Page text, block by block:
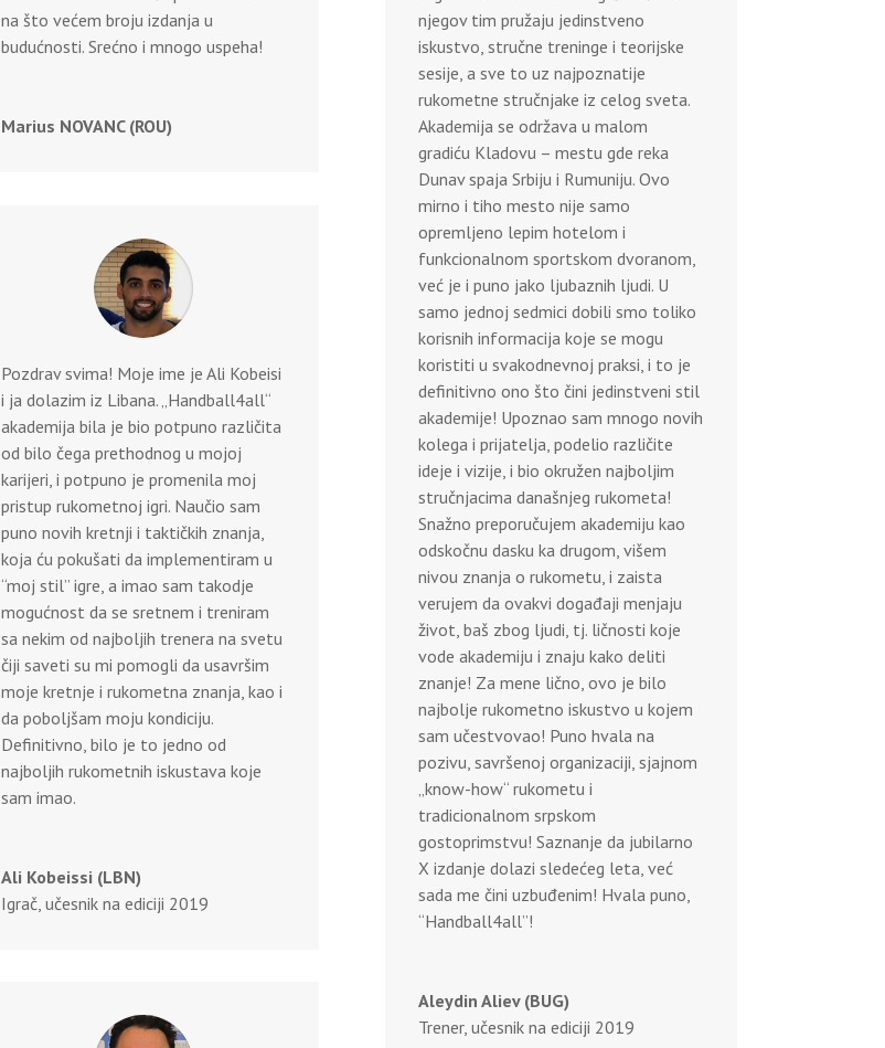
na što većem broju izdanja u
budućnosti. Srećno i mnogo uspeha!
Marius NOVANC (ROU)
Pozdrav svima! Moje ime je Ali Kobeisi
i ja dolazim iz Libana. „Handball4all“
akademija bila je bio potpuno različita
od bilo čega prethodnog u mojoj
karijeri, i potpuno je promenila moj
pristup rukometnoj igri. Naučio sam
puno novih kretnji i taktičkih znanja,
koja ću pokušati da implementiram u
“moj stil” igre, a imao sam takodje
mogućnost da se sretnem i treniram
sa nekim od najboljih trenera na svetu
čiji saveti su mi pomogli da usavršim
moje kretnje i rukometna znanja, kao i
da poboljšam moju kondiciju.
Definitivno, bilo je to jedno od
najboljih rukometnih iskustava koje
sam imao.
Ali Kobeissi (LBN)
Igrač, učesnik na ediciji 2019
njegov tim pružaju jedinstveno
iskustvo, stručne treninge i teorijske
sesije, a sve to uz najpoznatije
rukometne stručnjake iz celog sveta.
Akademija se održava u malom
gradiću Kladovu – mestu gde reka
Dunav spaja Srbiju i Rumuniju. Ovo
mirno i tiho mesto nije samo
opremljeno lepim hotelom i
funkcionalnom sportskom dvoranom,
već je i puno jako ljubaznih ljudi. U
samo jednoj sedmici dobili smo toliko
korisnih informacija koje se mogu
koristiti u svakodnevnoj praksi, i to je
definitivno ono što čini jedinstveni stil
akademije! Upoznao sam mnogo novih
kolega i prijatelja, podelio različite
ideje i vizije, i bio okružen najboljim
stručnjacima današnjeg rukometa!
Snažno preporučujem akademiju kao
odskočnu dasku ka drugom, višem
nivou znanja o rukometu, i zaista
verujem da ovakvi događaji menjaju
život, baš zbog ljudi, tj. ličnosti koje
vode akademiju i znaju kako deliti
znanje! Za mene lično, ovo je bilo
najbolje rukometno iskustvo u kojem
sam učestvovao! Puno hvala na
pozivu, savršenoj organizaciji, sjajnom
„know-how“ rukometu i
tradicionalnom srpskom
gostoprimstvu! Saznanje da jubilarno
X izdanje dolazi sledećeg leta, već
sada me čini uzbuđenim! Hvala puno,
“Handball4all”!
Aleydin Aliev (BUG)
Trener, učesnik na ediciji 2019